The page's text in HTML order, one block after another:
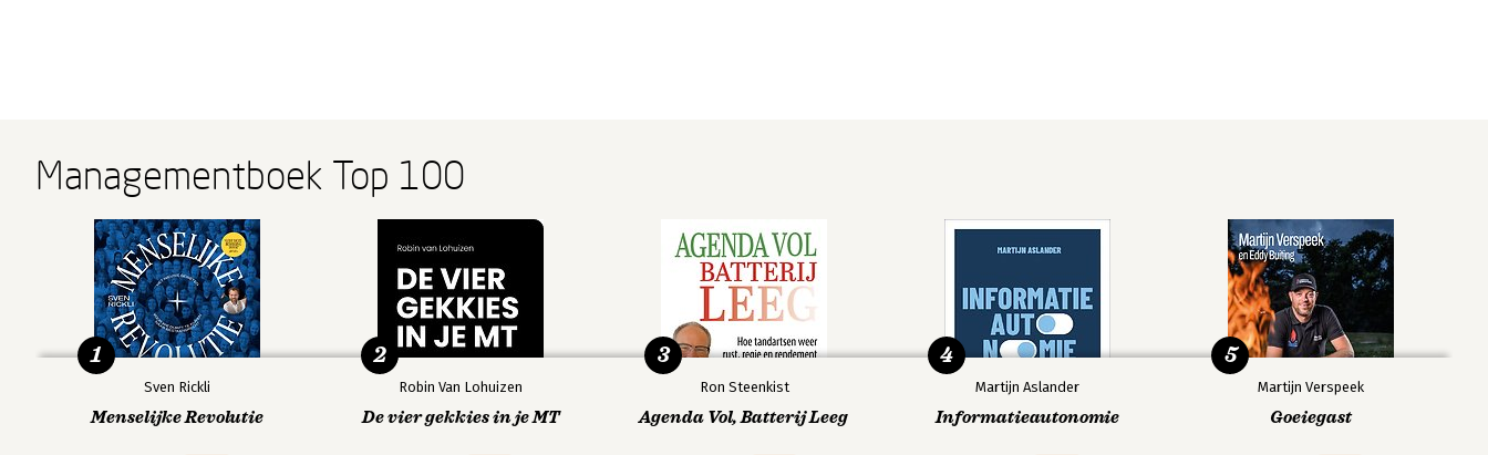
Managementboek Top 100
Sven Rickli
Menselijke Revolutie
1
Robin Van Lohuizen
De vier gekkies in je MT
2
Ron Steenkist
Agenda Vol, Batterij Leeg
3
Martijn Aslander
Informatieautonomie
4
Martijn Verspeek
Goeiegast
5